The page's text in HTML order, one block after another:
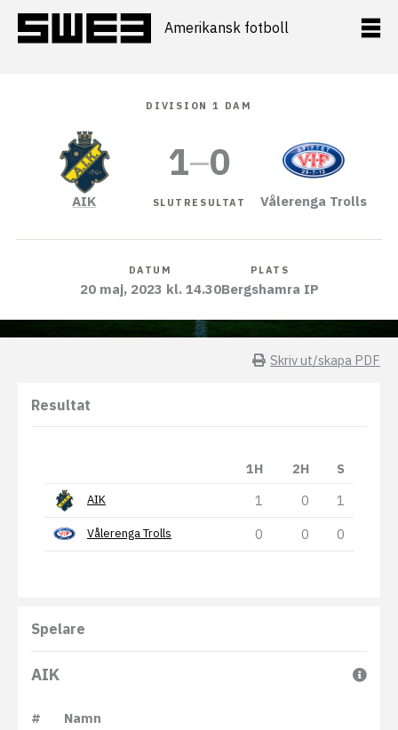
innehåll
Amerikansk fotboll
DIVISION 1 DAM
AIK
1–0
SLUTRESULTAT Vålerenga Trolls
DATUM
20 maj, 2023 kl. 14.30
PLATS
Bergshamra IP
Skriv ut/skapa PDF
Resultat
1H 2H S
AIK 1 0 1
Vålerenga Trolls 0 0 0
Spelare
AIK
#
Namn